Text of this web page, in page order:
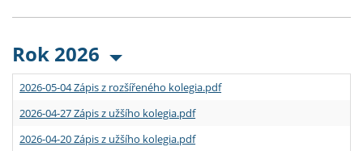
Rok 2026
2026-05-04 Zápis z rozšířeného kolegia.pdf
2026-04-27 Zápis z užšího kolegia.pdf
2026-04-20 Zápis z užšího kolegia.pdf